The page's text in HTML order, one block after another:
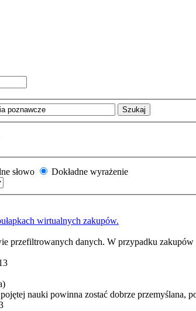
Szukaj
słowo
Dokładne wyrażenie
wirtualnych zakupów.
przefiltrowanych danych. W przypadku
nauki powinna zostać dobrze